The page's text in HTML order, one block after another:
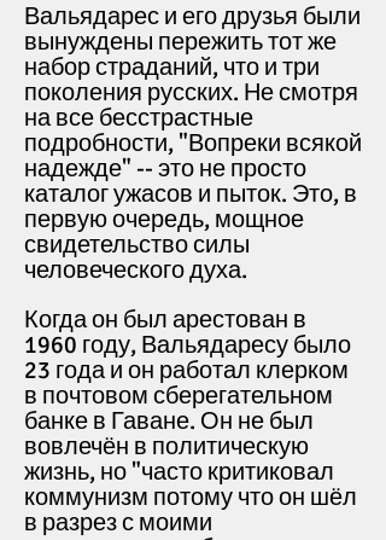
Вальядарес и его друзья были
вынуждены пережить тот же
набор страданий, что и три
поколения русских. Не смотря
на все бесстрастные
подробности, "Вопреки всякой
надежде" -- это не просто
каталог ужасов и пыток. Это, в
первую очередь, мощное
свидетельство силы
человеческого духа.
Когда он был арестован в
1960 году, Вальядаресу было
23 года и он работал клерком
в почтовом сберегательном
банке в Гаване. Он не был
вовлечён в политическую
жизнь, но "часто критиковал
коммунизм потому что он шёл
в разрез с моими